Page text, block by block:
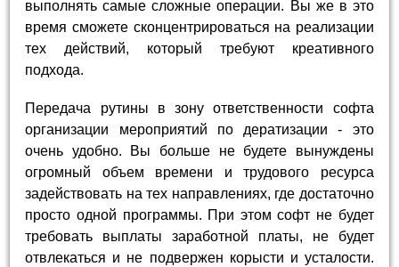
выполнять самые сложные операции. Вы же в это
время сможете сконцентрироваться на реализации
тех действий, который требуют креативного
подхода.
Передача рутины в зону ответственности софта
организации мероприятий по дератизации - это
очень удобно. Вы больше не будете вынуждены
огромный объем времени и трудового ресурса
задействовать на тех направлениях, где достаточно
просто одной программы. При этом софт не будет
требовать выплаты заработной платы, не будет
отвлекаться и не подвержен корысти и усталости.